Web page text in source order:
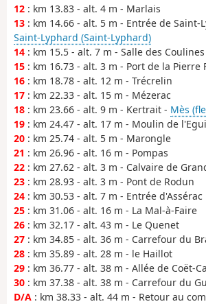
12 : km 13.83 - alt. 4 m - Marlais
13 : km 14.66 - alt. 5 m - Entrée de Saint-
Saint-Lyphard (Saint-Lyphard)
14 : km 15.5 - alt. 7 m - Salle des Coulines
15 : km 16.73 - alt. 3 m - Port de la Pierre
16 : km 18.78 - alt. 12 m - Trécrelin
17 : km 22.33 - alt. 15 m - Mézerac
18 : km 23.66 - alt. 9 m - Kertrait - Mès
19 : km 24.47 - alt. 17 m - Moulin de
20 : km 25.74 - alt. 5 m - Marongle
21 : km 26.96 - alt. 16 m - Pompas
22 : km 27.62 - alt. 3 m - Calvaire de
23 : km 28.93 - alt. 3 m - Pont de Rodun
24 : km 30.53 - alt. 7 m - Entrée d'Assérac
25 : km 31.06 - alt. 16 m - La Mal-à-Faire
26 : km 32.17 - alt. 43 m - Le Quenet
27 : km 34.85 - alt. 36 m - Carrefour du
28 : km 35.89 - alt. 28 m - le Haillot
29 : km 36.77 - alt. 38 m - Allée de Coët-
30 : km 37.38 - alt. 38 m - Carrefour du
D/A : km 38.33 - alt. 44 m - Retour au